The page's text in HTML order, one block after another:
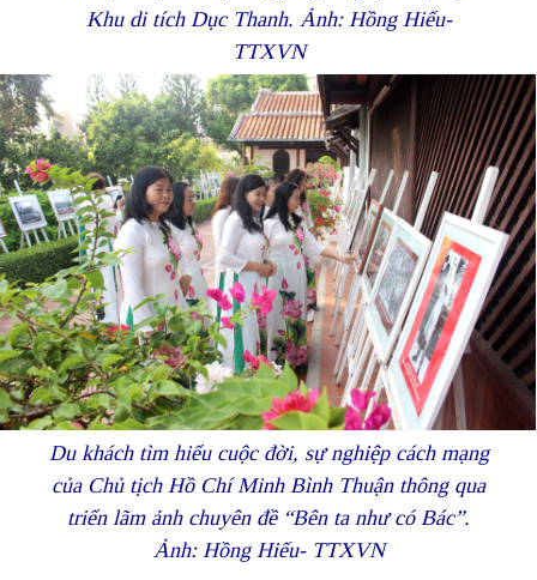
Khu di tích Dục Thanh. Ảnh: Hồng Hiếu-
TTXVN
Du khách tìm hiểu cuộc đời, sự nghiệp cách mạng
của Chủ tịch Hồ Chí Minh Bình Thuận thông qua
triển lãm ảnh chuyên đề “Bên ta như có Bác”.
Ảnh: Hồng Hiếu- TTXVN